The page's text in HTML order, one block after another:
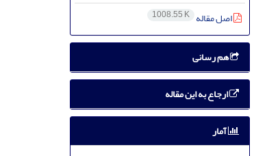
اصل مقاله 1008.55 K
هم رسانی
ارجاع به این مقاله
آمار